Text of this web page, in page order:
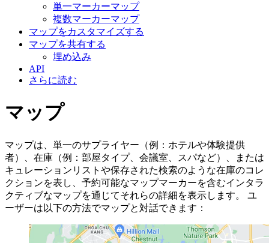
単一マーカーマップ
複数マーカーマップ
マップをカスタマイズする
マップを共有する
埋め込み
API
さらに読む
マップ
マップは、単一のサプライヤー（例：ホテルや体験提供
者）、在庫（例：部屋タイプ、会議室、スパなど）、または
キュレーションリストや保存された検索のような在庫のコレ
クションを表し、予約可能なマップマーカーを含むインタラ
クティブなマップを通じてそれらの詳細を表示します。 ユ
ーザーは以下の方法でマップと対話できます：